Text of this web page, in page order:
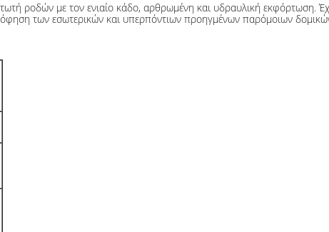
ροδών με τον ενιαίο κάδο, αρθρωμένη και υδραυλική εκφόρτωση.
των εσωτερικών και υπερπόντιων προηγμένων παρόμοιων